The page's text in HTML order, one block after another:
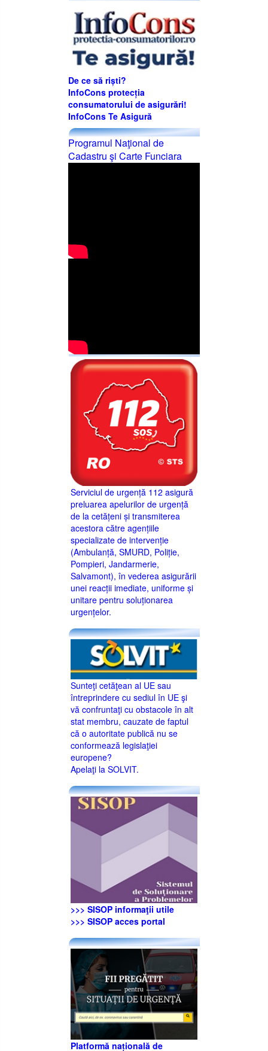
De ce să riști?
InfoCons protecția
consumatorului de asigurări!
InfoCons Te Asigură
Programul Naţional de
Cadastru şi Carte Funciara
Serviciul de urgență 112 asigură
preluarea apelurilor de urgență
de la cetățeni și transmiterea
acestora către agențiile
specializate de intervenție
(Ambulanță, SMURD, Poliție,
Pompieri, Jandarmerie,
Salvamont), în vederea asigurării
unei reacții imediate, uniforme și
unitare pentru soluționarea
urgențelor.
Sunteţi cetăţean al UE sau
întreprindere cu sediul în UE şi
vă confruntaţi cu obstacole în alt
stat membru, cauzate de faptul
că o autoritate publică nu se
conformează legislaţiei
europene?
Apelaţi la SOLVIT.
>>> SISOP informaţii utile
>>> SISOP acces portal
Platformă națională de